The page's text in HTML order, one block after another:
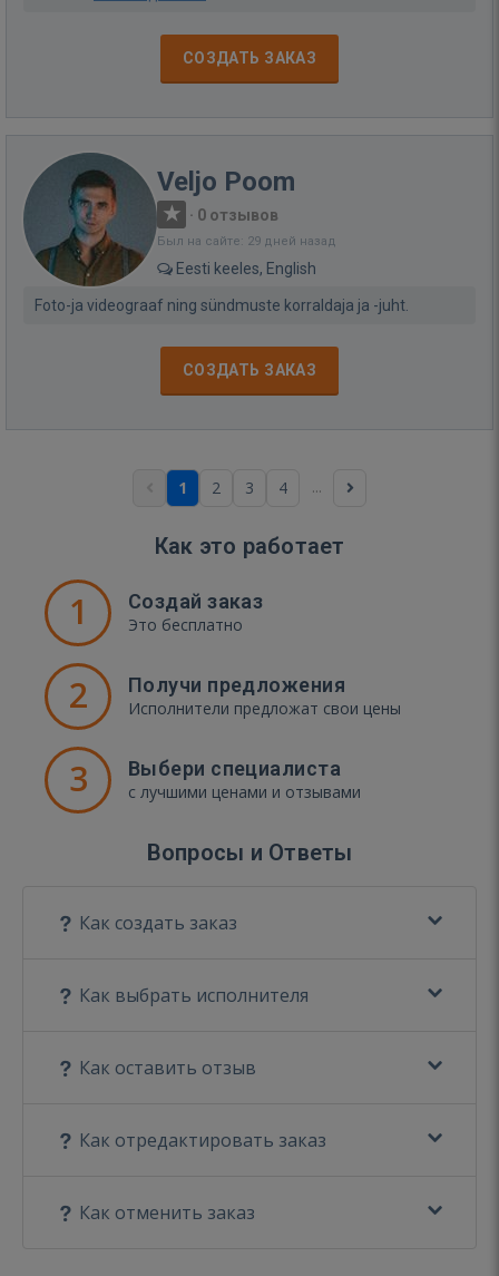
СОЗДАТЬ ЗАКАЗ
Veljo Poom
· 0 отзывов
Был на сайте: 29 дней назад
Eesti keeles, English
Foto-ja videograaf ning sündmuste korraldaja ja -juht.
СОЗДАТЬ ЗАКАЗ
1 2 3 4 ...
Как это работает
1 Создай заказ
Это бесплатно
2 Получи предложения
Исполнители предложат свои цены
3 Выбери специалиста
с лучшими ценами и отзывами
Вопросы и Ответы
Как создать заказ
Как выбрать исполнителя
Как оставить отзыв
Как отредактировать заказ
Как отменить заказ